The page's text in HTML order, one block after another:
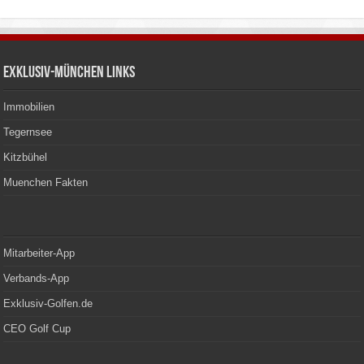
Exklusiv-München Links
Immobilien
Tegernsee
Kitzbühel
Muenchen Fakten
Mitarbeiter-App
Verbands-App
Exklusiv-Golfen.de
CEO Golf Cup